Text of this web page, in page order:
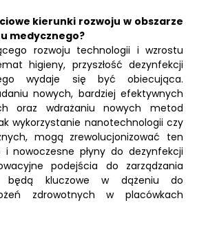
kierunki rozwoju w obszarze
medycznego?
rozwoju technologii i wzrostu
higieny, przyszłość dezynfekcji
wydaje się być obiecująca.
nowych, bardziej efektywnych
oraz wdrażaniu nowych metod
wykorzystanie nanotechnologii czy
mogą zrewolucjonizować ten
i nowoczesne płyny do dezynfekcji
podejścia do zarządzania
będą kluczowe w dążeniu do
zdrowotnych w placówkach